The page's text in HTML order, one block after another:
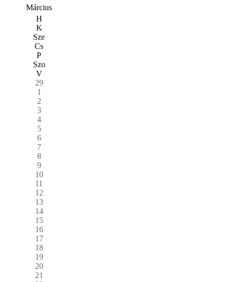
Március
H
K
Sze
Cs
P
Szo
V
29
1
2
3
4
5
6
7
8
9
10
11
12
13
14
15
16
17
18
19
20
21